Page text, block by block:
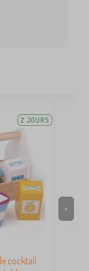
2 JOURS
cocktail
>